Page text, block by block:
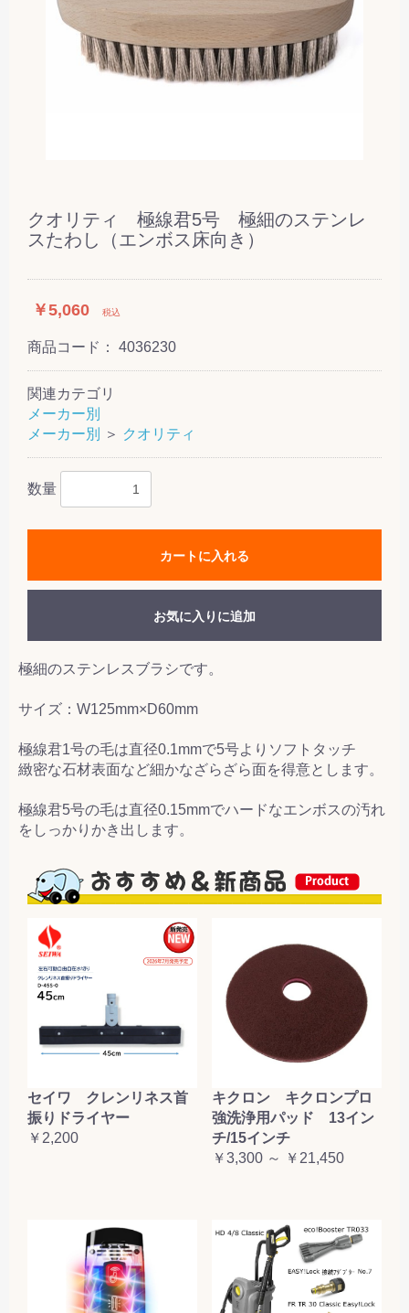
クオリティ 極線君5号 極細のステンレ
スたわし（エンボス床向き）
￥5,060 税込
商品コード： 4036230
関連カテゴリ
メーカー別
メーカー別
＞ クオリティ
数量
カートに入れる
お気に入りに追加
極細のステンレスブラシです。
サイズ：W125mm×D60mm
極線君1号の毛は直径0.1mmで5号よりソフトタッチ
緻密な石材表面など細かなざらざら面を得意とします。
極線君5号の毛は直径0.15mmでハードなエンボスの汚れ
をしっかりかき出します。
セイワ クレンリネス首
振りドライヤー
￥2,200
キクロン キクロンプロ
強洗浄用パッド 13イン
チ/15インチ
￥3,300 ～ ￥21,450